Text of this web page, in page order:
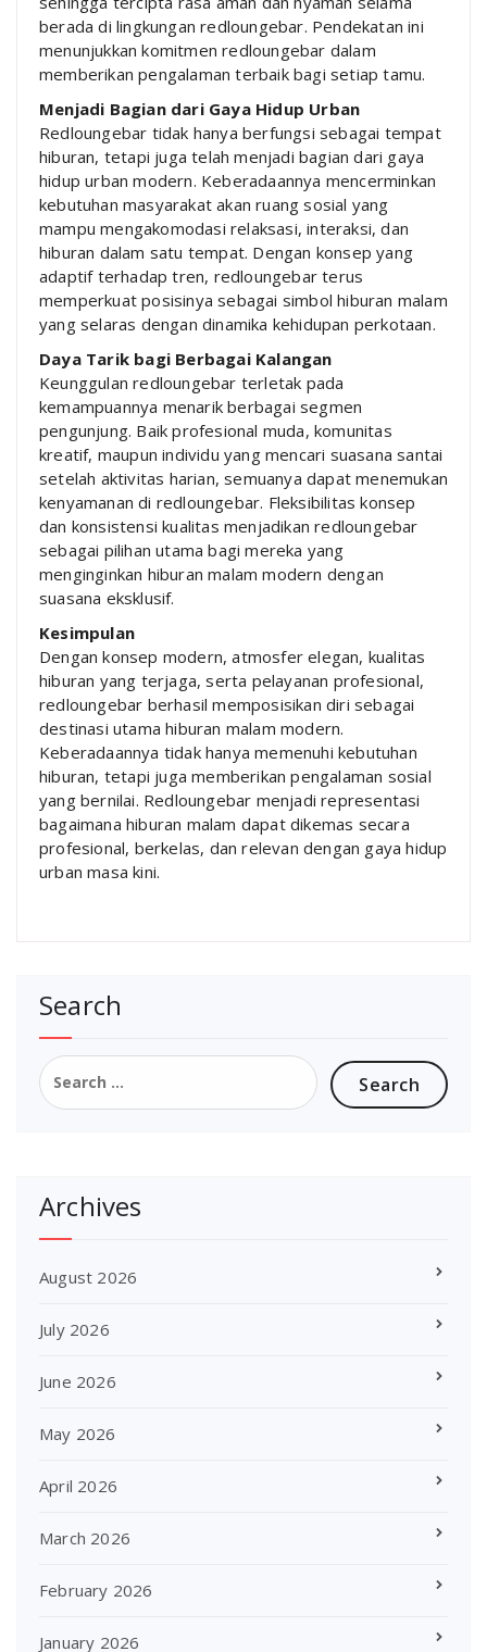
berada di lingkungan redloungebar. Pendekatan ini
menunjukkan komitmen redloungebar dalam
memberikan pengalaman terbaik bagi setiap tamu.
Menjadi Bagian dari Gaya Hidup Urban
Redloungebar tidak hanya berfungsi sebagai tempat
hiburan, tetapi juga telah menjadi bagian dari gaya
hidup urban modern. Keberadaannya mencerminkan
kebutuhan masyarakat akan ruang sosial yang
mampu mengakomodasi relaksasi, interaksi, dan
hiburan dalam satu tempat. Dengan konsep yang
adaptif terhadap tren, redloungebar terus
memperkuat posisinya sebagai simbol hiburan malam
yang selaras dengan dinamika kehidupan perkotaan.
Daya Tarik bagi Berbagai Kalangan
Keunggulan redloungebar terletak pada
kemampuannya menarik berbagai segmen
pengunjung. Baik profesional muda, komunitas
kreatif, maupun individu yang mencari suasana santai
setelah aktivitas harian, semuanya dapat menemukan
kenyamanan di redloungebar. Fleksibilitas konsep
dan konsistensi kualitas menjadikan redloungebar
sebagai pilihan utama bagi mereka yang
menginginkan hiburan malam modern dengan
suasana eksklusif.
Kesimpulan
Dengan konsep modern, atmosfer elegan, kualitas
hiburan yang terjaga, serta pelayanan profesional,
redloungebar berhasil memposisikan diri sebagai
destinasi utama hiburan malam modern.
Keberadaannya tidak hanya memenuhi kebutuhan
hiburan, tetapi juga memberikan pengalaman sosial
yang bernilai. Redloungebar menjadi representasi
bagaimana hiburan malam dapat dikemas secara
profesional, berkelas, dan relevan dengan gaya hidup
urban masa kini.
Search
Search
for:
Archives
August 2026
July 2026
June 2026
May 2026
April 2026
March 2026
February 2026
January 2026